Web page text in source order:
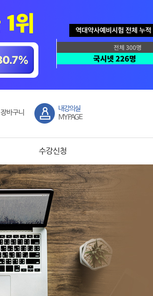
장바구니
내강의실
MYPAGE
수강신청